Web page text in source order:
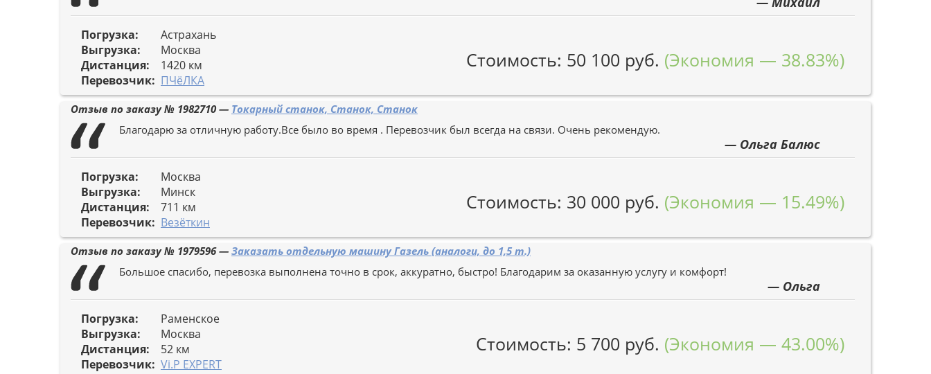
Погрузка:
Астрахань
Выгрузка:
Москва
Дистанция:
1420 км
Перевозчик: ПЧёЛКА
Стоимость: 50 100 руб. (Экономия — 38.83%)
Отзыв по заказу № 1982710 — Токарный станок, Станок, Станок
Благодарю за отличную работу.Все было во время . Перевозчик был всегда на связи. Очень рекомендую.
— Ольга Балюс
Погрузка:
Москва
Выгрузка:
Минск
Дистанция:
711 км
Перевозчик: Везёткин
Стоимость: 30 000 руб. (Экономия — 15.49%)
Отзыв по заказу № 1979596— Заказать отдельную машину Газель (аналоги, до 1,5 т.)
Большое спасибо, перевозка выполнена точно в срок, аккуратно, быстро! Благодарим за оказанную услугу и комфорт!
— Ольга
Погрузка:
Раменское
Выгрузка:
Москва
Дистанция:
52 км
Перевозчик: Vi.P EXPERT
Стоимость: 5 700 руб. (Экономия — 43.00%)